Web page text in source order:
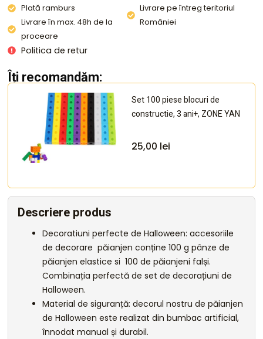
Plată ramburs
Livrare în max. 48h de la
proceare
Livrare pe întreg teritoriul
României
Politica de retur
Îți recomandăm:
Set 100 piese blocuri de
constructie, 3 ani+, ZONE YAN
25,00 lei
Descriere produs
Decoratiuni perfecte de Halloween: accesoriile
de decorare păianjen conține 100 g pânze de
păianjen elastice si 100 de păianjeni falși.
Combinația perfectă de set de decorațiuni de
Halloween.
Material de siguranță: decorul nostru de păianjen
de Halloween este realizat din bumbac artificial,
înnodat manual și durabil.